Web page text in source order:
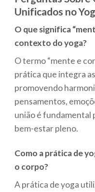
Unificados no
O que significa
contexto do yoga?
O termo “mente e
prática que integra
promovendo
pensamentos,
união é fundamental
bem-estar pleno.
Como a prática de
o corpo?
A prática de yoga